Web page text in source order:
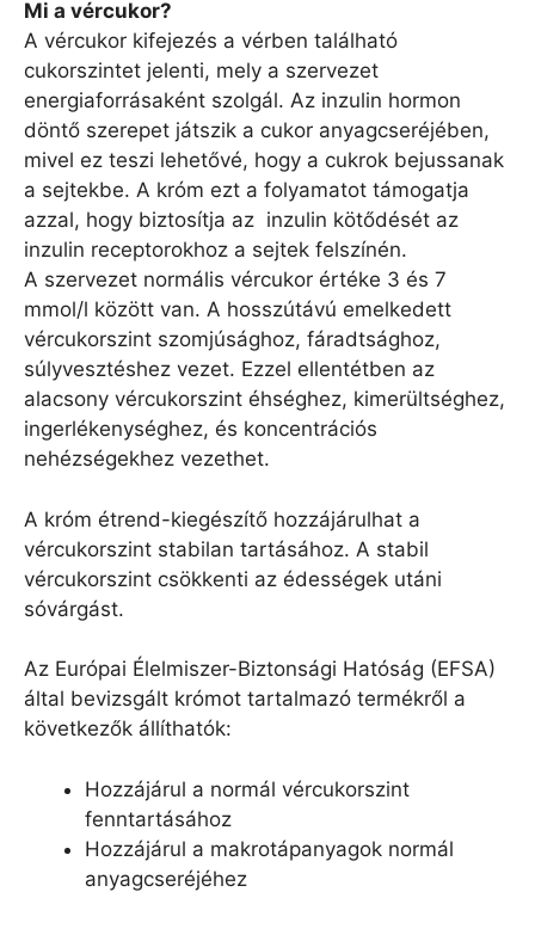
Mi a vércukor?
A vércukor kifejezés a vérben található
cukorszintet jelenti, mely a szervezet
energiaforrásaként szolgál. Az inzulin hormon
döntő szerepet játszik a cukor anyagcseréjében,
mivel ez teszi lehetővé, hogy a cukrok bejussanak
a sejtekbe. A króm ezt a folyamatot támogatja
azzal, hogy biztosítja az inzulin kötődését az
inzulin receptorokhoz a sejtek felszínén.
A szervezet normális vércukor értéke 3 és 7
mmol/l között van. A hosszútávú emelkedett
vércukorszint szomjúsághoz, fáradtsághoz,
súlyvesztéshez vezet. Ezzel ellentétben az
alacsony vércukorszint éhséghez, kimerültséghez,
ingerlékenységhez, és koncentrációs
nehézségekhez vezethet.
A króm étrend-kiegészítő hozzájárulhat a
vércukorszint stabilan tartásához. A stabil
vércukorszint csökkenti az édességek utáni
sóvárgást.
Az Európai Élelmiszer-Biztonsági Hatóság (EFSA)
által bevizsgált krómot tartalmazó termékről a
következők állíthatók:
Hozzájárul a normál vércukorszint
fenntartásához
Hozzájárul a makrotápanyagok normál
anyagcseréjéhez